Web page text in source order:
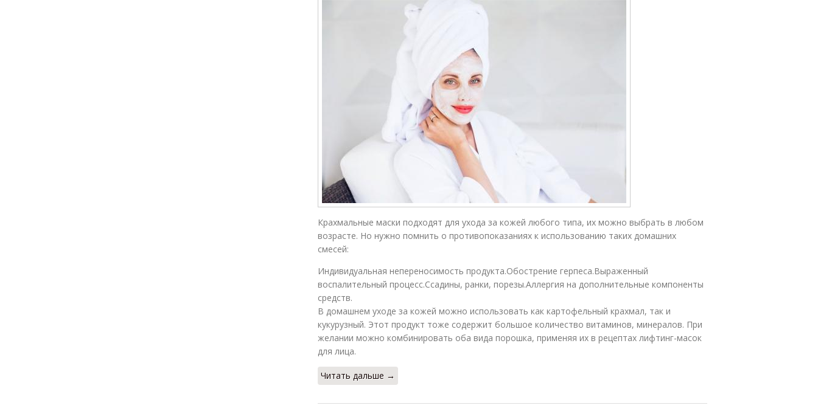
Крахмальные маски подходят для ухода за кожей любого типа, их можно выбрать в любом
возрасте. Но нужно помнить о противопоказаниях к использованию таких домашних
смесей:
Индивидуальная непереносимость продукта.Обострение герпеса.Выраженный
воспалительный процесс.Ссадины, ранки, порезы.Аллергия на дополнительные компоненты
средств.
В домашнем уходе за кожей можно использовать как картофельный крахмал, так и
кукурузный. Этот продукт тоже содержит большое количество витаминов, минералов. При
желании можно комбинировать оба вида порошка, применяя их в рецептах лифтинг-масок
для лица.
Читать дальше →